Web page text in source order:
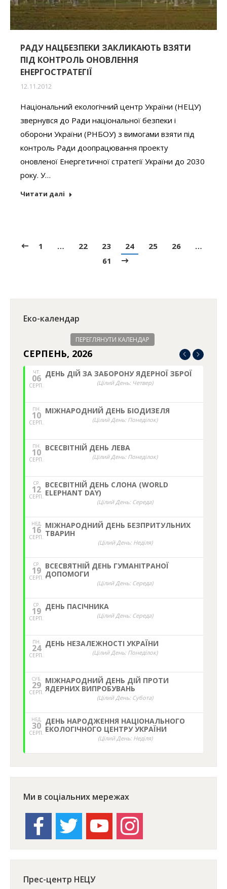
РАДУ НАЦБЕЗПЕКИ ЗАКЛИКАЮТЬ ВЗЯТИ
ПІД КОНТРОЛЬ ОНОВЛЕННЯ
ЕНЕРГОСТРАТЕГІЇ
12.11.2012
Національний екологічний центр України (НЕЦУ)
звернувся до Ради національної безпеки і
оборони України (РНБОУ) з вимогами взяти під
контроль Ради доопрацювання проекту
оновленої Енергетичної стратегії України до 2030
року. У…
Читати далі
1 … 22 23 24 25 26
…
61
Еко-календар
ПЕРЕГЛЯНУТИ КАЛЕНДАР
СЕРПЕНЬ, 2026
ЧТ.
06
СЕРП.
ДЕНЬ ДІЙ ЗА ЗАБОРОНУ ЯДЕРНОЇ ЗБРОЇ
(Цілий День: Четвер)
ПН.
10
СЕРП.
МІЖНАРОДНИЙ ДЕНЬ БІОДИЗЕЛЯ
(Цілий День: Понеділок)
ПН.
10
СЕРП.
ВСЕСВІТНІЙ ДЕНЬ ЛЕВА
(Цілий День: Понеділок)
СР.
12
СЕРП.
ВСЕСВІТНІЙ ДЕНЬ СЛОНА (WORLD
ELEPHANT DAY)
(Цілий День: Середа)
НЕД,
16
СЕРП.
МІЖНАРОДНИЙ ДЕНЬ БЕЗПРИТУЛЬНИХ
ТВАРИН
(Цілий День: Неділя)
СР.
19
СЕРП.
ВСЕСВЯТНІЙ ДЕНЬ ГУМАНІТРАНОЇ
ДОПОМОГИ
(Цілий День: Середа)
СР.
19
СЕРП.
ДЕНЬ ПАСІЧНИКА
(Цілий День: Середа)
ПН.
24
СЕРП.
ДЕНЬ НЕЗАЛЕЖНОСТІ УКРАЇНИ
(Цілий День: Понеділок)
СУБ.
29
СЕРП.
МІЖНАРОДНИЙ ДЕНЬ ДІЙ ПРОТИ
ЯДЕРНИХ ВИПРОБУВАНЬ
(Цілий День: Субота)
НЕД,
30
СЕРП.
ДЕНЬ НАРОДЖЕННЯ НАЦІОНАЛЬНОГО
ЕКОЛОГІЧНОГО ЦЕНТРУ УКРАЇНИ
(Цілий День: Неділя)
Ми в соціальних мережах
facebook twitter youtube instagram
Прес-центр НЕЦУ